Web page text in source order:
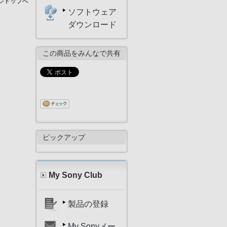
ソフトウェア
ダウンロード
この商品をみんなで共有
ピックアップ
My Sony Club
製品の登録